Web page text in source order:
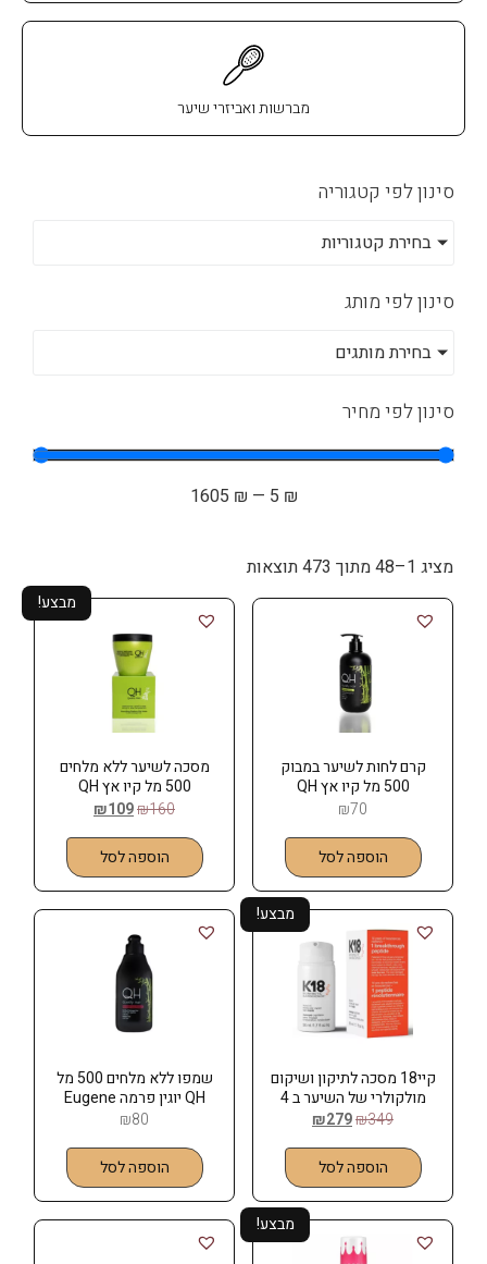
מברשות ואביזרי שיער
סינון לפי קטגוריה
בחירת קטגוריות
סינון לפי מותג
בחירת מותגים
סינון לפי מחיר
₪
5
—
₪
1605
מציג 1–48 מתוך 473 תוצאות
קרם לחות לשיער במבוק
500 מל קיו אץ QH
₪70
הוספה לסל
מבצע!
מסכה לשיער ללא מלחים
500 מל קיו אץ QH
₪160
₪109
הוספה לסל
מבצע!
קיי18 מסכה לתיקון ושיקום
מולקולרי של השיער ב 4
₪349
₪279
הוספה לסל
שמפו ללא מלחים 500 מל
QH יוגין פרמה Eugene
Perma
₪80
הוספה לסל
מבצע!